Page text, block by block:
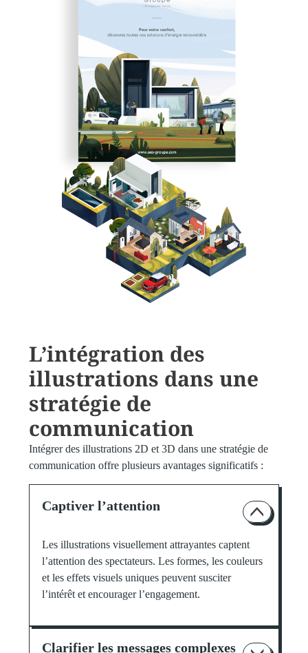
L’intégration des
illustrations dans une
stratégie de
communication
Intégrer des illustrations 2D et 3D dans une stratégie de
communication offre plusieurs avantages significatifs :
Captiver l’attention
Les illustrations visuellement attrayantes captent
l’attention des spectateurs. Les formes, les couleurs
et les effets visuels uniques peuvent susciter
l’intérêt et encourager l’engagement.
Clarifier les messages complexes